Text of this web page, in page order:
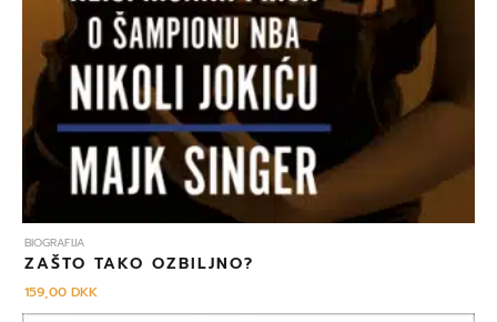
BIOGRAFIJA
ZAŠTO TAKO OZBILJNO?
159,00DKK